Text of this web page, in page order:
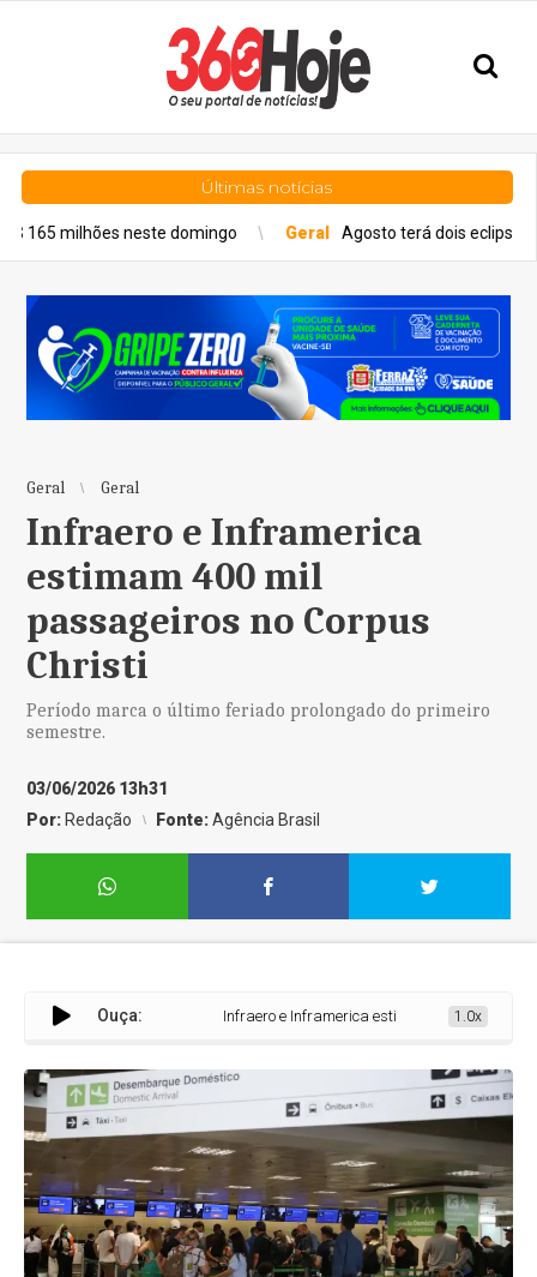
Últimas notícias
neste domingo Geral Agosto terá dois eclipses; saiba como
Geral Geral
Infraero e Inframerica
estimam 400 mil
passageiros no Corpus
Christi
Período marca o último feriado prolongado do primeiro
semestre.
03/06/2026 13h31
Por: Redação Fonte:Agência Brasil
Ouça: Infraero e Inframerica estimam 400 mil1.0x